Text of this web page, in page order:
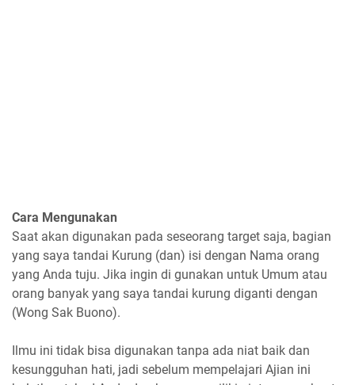
Cara Mengunakan
Saat akan digunakan pada seseorang target saja, bagian
yang saya tandai Kurung (dan) isi dengan Nama orang
yang Anda tuju. Jika ingin di gunakan untuk Umum atau
orang banyak yang saya tandai kurung diganti dengan
(Wong Sak Buono).
Ilmu ini tidak bisa digunakan tanpa ada niat baik dan
kesungguhan hati, jadi sebelum mempelajari Ajian ini